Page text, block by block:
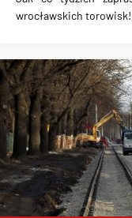
wrocławskich torowisk!